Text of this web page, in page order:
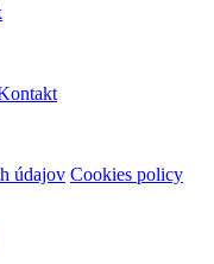
údajov Cookies policy